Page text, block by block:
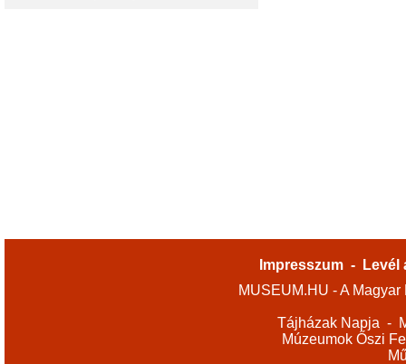
Impresszum -
Levél
MUSEUM.HU - A
Tájházak Napja -
Múzeumok Őszi